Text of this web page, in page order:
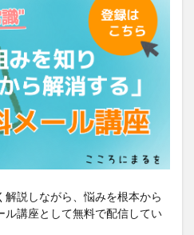
説しながら、悩みを根本から
ル講座として無料で配信してい